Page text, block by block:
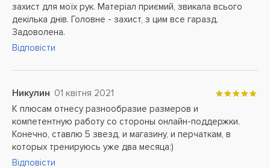
захист для моїх рук. Матеріал приємий, звикала всього
декілька днів. Головне - захист, з цим все гаразд.
Задоволена.
Відповісти
Никулин 01 квітня 2021
К плюсам отнесу разнообразие размеров и
компетентную работу со стороны онлайн-поддержки.
Конечно, ставлю 5 звезд, и магазину, и перчаткам, в
которых тренируюсь уже два месяца:)
Відповісти